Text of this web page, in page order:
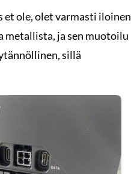
et ole, olet varmasti iloinen
metallista, ja sen muotoilu
sillä